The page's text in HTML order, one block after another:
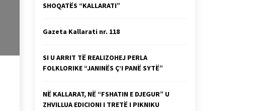
Faksimilet e një 83 vjetori lufte:
04/10/2025
Gazeta Kallarati nr. 114
06/02/2025
SHOQATËS “KALLARATI”
Gazeta Kallarati nr. 118
SI U ARRIT TË REALIZOHEJ PERLA
FOLKLORIKE “JANINËS Ç’I PANË SYTË”
NË KALLARAT, NË “FSHATIN E DJEGUR” U
ZHVILLUA EDICIONI I TRETË I PIKNIKU